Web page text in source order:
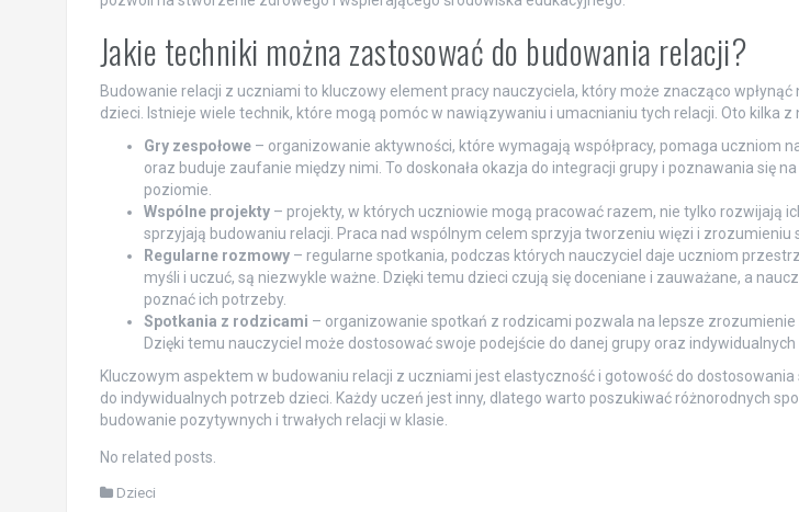
Jakie techniki można zastosować do budowania relacji?
Budowanie relacji z uczniami to kluczowy element pracy nauczyciela, który może znacząco wpłynąć
dzieci. Istnieje wiele technik, które mogą pomóc w nawiązywaniu i umacnianiu tych relacji. Oto kilka z
Gry zespołowe– organizowanie aktywności, które wymagają współpracy, pomaga uczniom
oraz buduje zaufanie między nimi. To doskonała okazja do integracji grupy i poznawania się
poziomie.
Wspólne projekty– projekty, w których uczniowie mogą pracować razem, nie tylko rozwijają
sprzyjają budowaniu relacji. Praca nad wspólnym celem sprzyja tworzeniu więzi i zrozumieniu
Regularne rozmowy– regularne spotkania, podczas których nauczyciel daje uczniom
myśli i uczuć, są niezwykle ważne. Dzięki temu dzieci czują się doceniane i zauważane, a
poznać ich potrzeby.
Spotkania z rodzicami – organizowanie spotkań z rodzicami pozwala na lepsze zrozumienie
Dzięki temu nauczyciel może dostosować swoje podejście do danej grupy oraz
Kluczowym aspektem w budowaniu relacji z uczniami jest elastyczność i gotowość do
do indywidualnych potrzeb dzieci. Każdy uczeń jest inny, dlatego warto poszukiwać różnorodnych
budowanie pozytywnych i trwałych relacji w klasie.
No related posts.
Dzieci